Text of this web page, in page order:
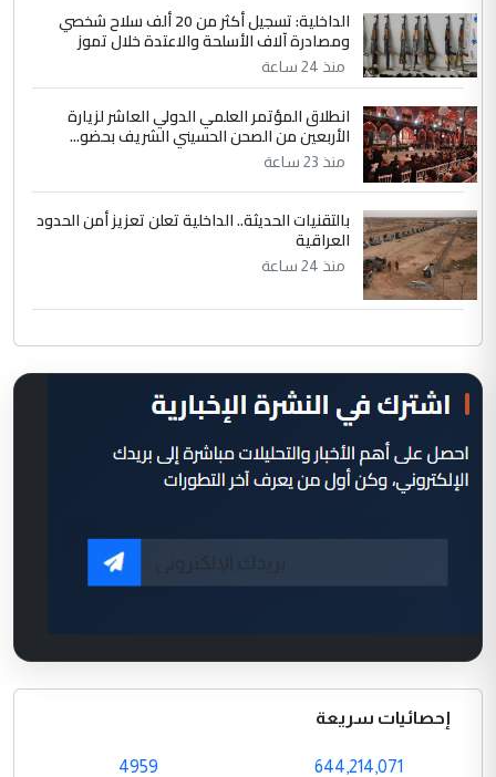
الداخلية: تسجيل أكثر من 20 ألف سلاح شخصي
ومصادرة آلاف الأسلحة والاعتدة خلال تموز
منذ 24 ساعة
انطلاق المؤتمر العلمي الدولي العاشر لزيارة
الأربعين من الصحن الحسيني الشريف بحضو...
منذ 23 ساعة
بالتقنيات الحديثة.. الداخلية تعلن تعزيز أمن الحدود
العراقية
منذ 24 ساعة
إحصائيات سريعة
644,214,071
4959